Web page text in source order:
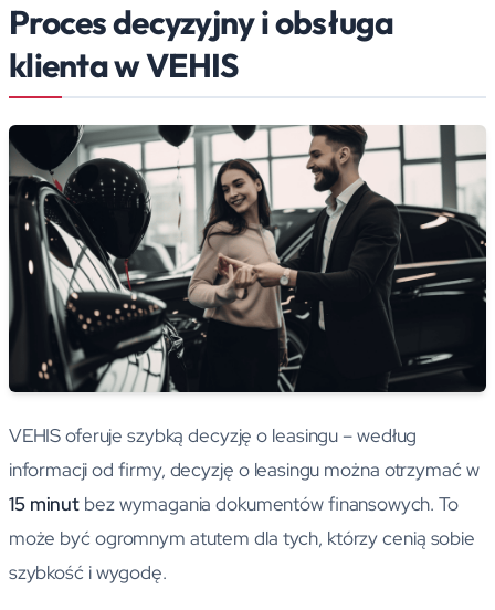
Proces decyzyjny i obsługa
klienta w VEHIS
VEHIS oferuje szybką decyzję o leasingu – według
informacji od firmy, decyzję o leasingu można otrzymać w
15 minutbez wymagania dokumentów finansowych. To
może być ogromnym atutem dla tych, którzy cenią sobie
szybkość i wygodę.